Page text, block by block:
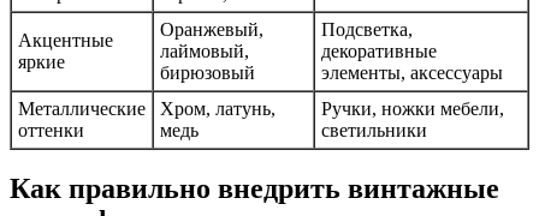
Акцентные
яркие
Оранжевый,
лаймовый,
бирюзовый
Подсветка,
декоративные
элементы, аксессуары
Металлические
оттенки
Хром, латунь,
медь
Ручки, ножки мебели,
светильники
Как правильно внедрить винтажные